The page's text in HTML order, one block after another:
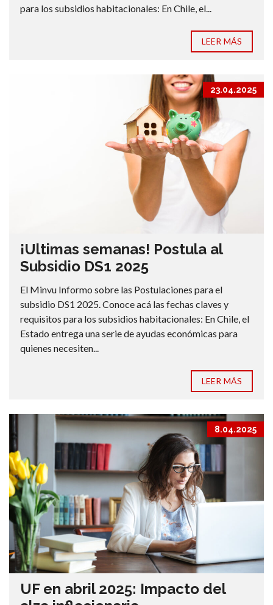
para los subsidios habitacionales: En Chile, el...
LEER MÁS
23.04.2025
¡Ultimas semanas! Postula al
Subsidio DS1 2025
El Minvu Informo sobre las Postulaciones para el
subsidio DS1 2025. Conoce acá las fechas claves y
requisitos para los subsidios habitacionales: En Chile, el
Estado entrega una serie de ayudas económicas para
quienes necesiten...
LEER MÁS
8.04.2025
UF en abril 2025: Impacto del